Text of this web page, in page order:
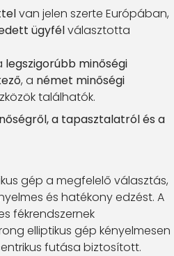
van jelen szerte Európában,
ügyfélválasztotta
legszigorúbb minőségi
, a német minőségi
találhatók.
a tapasztalatról és a
gép a megfelelő választás,
és hatékony edzést. A
fékrendszernek
elliptikus gép kényelmesen
futása biztosított.